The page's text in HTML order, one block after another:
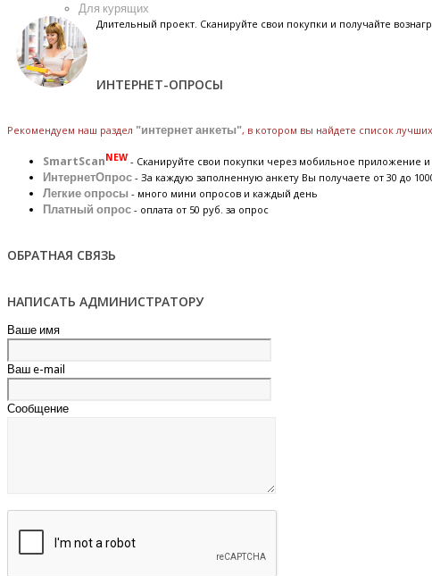
Для курящих
Длительный проект. Сканируйте свои покупки и получайте
ИНТЕРНЕТ-ОПРОСЫ
Рекомендуем наш раздел "интернет анкеты", в котором вы найдете список
SmartScan NEW - Сканируйте свои покупки через мобильное приложение и
ИнтернетОпрос - За каждую заполненную анкету Вы получаете от 30 до
Легкие опросы - много мини опросов и каждый день
Платный опрос - оплата от 50 руб. за опрос
ОБРАТНАЯ СВЯЗЬ
НАПИСАТЬ АДМИНИСТРАТОРУ
Ваше имя
Ваш e-mail
Сообщение